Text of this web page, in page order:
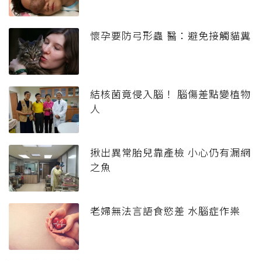
懷孕要防弓形蟲 醫：避免接觸貓糞
結核菌竟侵入腦！ 腦傷差點變植物
人
揪出異常胎兒靠產檢 小心仍有漏網
之魚
老婦無法言語食慾差 水腦症作祟